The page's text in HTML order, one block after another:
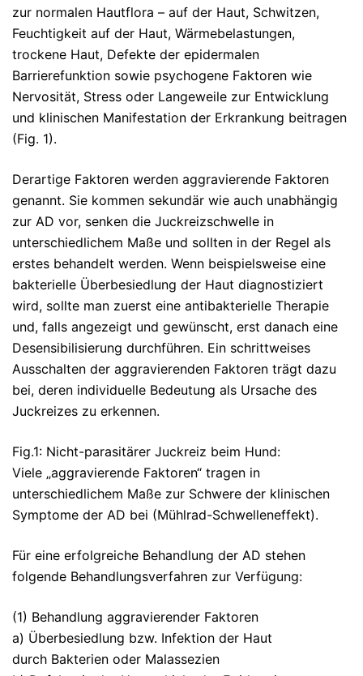
zur normalen Hautflora – auf der Haut, Schwitzen,
Feuchtigkeit auf der Haut, Wärmebelastungen,
trockene Haut, Defekte der epidermalen
Barrierefunktion sowie psychogene Faktoren wie
Nervosität, Stress oder Langeweile zur Entwicklung
und klinischen Manifestation der Erkrankung beitragen
(Fig. 1).
Derartige Faktoren werden aggravierende Faktoren
genannt. Sie kommen sekundär wie auch unabhängig
zur AD vor, senken die Juckreizschwelle in
unterschiedlichem Maße und sollten in der Regel als
erstes behandelt werden. Wenn beispielsweise eine
bakterielle Überbesiedlung der Haut diagnostiziert
wird, sollte man zuerst eine antibakterielle Therapie
und, falls angezeigt und gewünscht, erst danach eine
Desensibilisierung durchführen. Ein schrittweises
Ausschalten der aggravierenden Faktoren trägt dazu
bei, deren individuelle Bedeutung als Ursache des
Juckreizes zu erkennen.
Fig.1: Nicht-parasitärer Juckreiz beim Hund:
Viele „aggravierende Faktoren“ tragen in
unterschiedlichem Maße zur Schwere der klinischen
Symptome der AD bei (Mühlrad-Schwelleneffekt).
Für eine erfolgreiche Behandlung der AD stehen
folgende Behandlungsverfahren zur Verfügung:
(1) Behandlung aggravierender Faktoren
a) Überbesiedlung bzw. Infektion der Haut
durch Bakterien oder Malassezien